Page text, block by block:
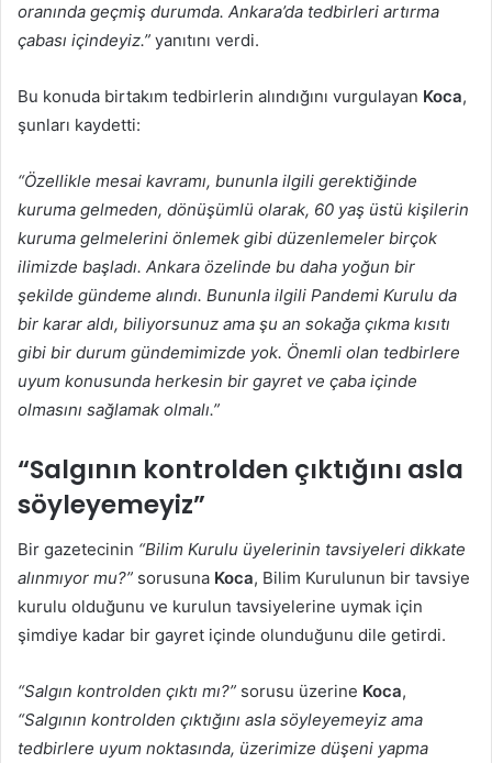
oranında geçmiş durumda. Ankara’da tedbirleri artırma
çabası içindeyiz.” yanıtını verdi.
Bu konuda birtakım tedbirlerin alındığını vurgulayan Koca,
şunları kaydetti:
“Özellikle mesai kavramı, bununla ilgili gerektiğinde
kuruma gelmeden, dönüşümlü olarak, 60 yaş üstü kişilerin
kuruma gelmelerini önlemek gibi düzenlemeler birçok
ilimizde başladı. Ankara özelinde bu daha yoğun bir
şekilde gündeme alındı. Bununla ilgili Pandemi Kurulu da
bir karar aldı, biliyorsunuz ama şu an sokağa çıkma kısıtı
gibi bir durum gündemimizde yok. Önemli olan tedbirlere
uyum konusunda herkesin bir gayret ve çaba içinde
olmasını sağlamak olmalı.”
“Salgının kontrolden çıktığını asla
söyleyemeyiz”
Bir gazetecinin “Bilim Kurulu üyelerinin tavsiyeleri dikkate
alınmıyor mu?” sorusuna Koca, Bilim Kurulunun bir tavsiye
kurulu olduğunu ve kurulun tavsiyelerine uymak için
şimdiye kadar bir gayret içinde olunduğunu dile getirdi.
“Salgın kontrolden çıktı mı?” sorusu üzerine Koca,
“Salgının kontrolden çıktığını asla söyleyemeyiz ama
tedbirlere uyum noktasında, üzerimize düşeni yapma